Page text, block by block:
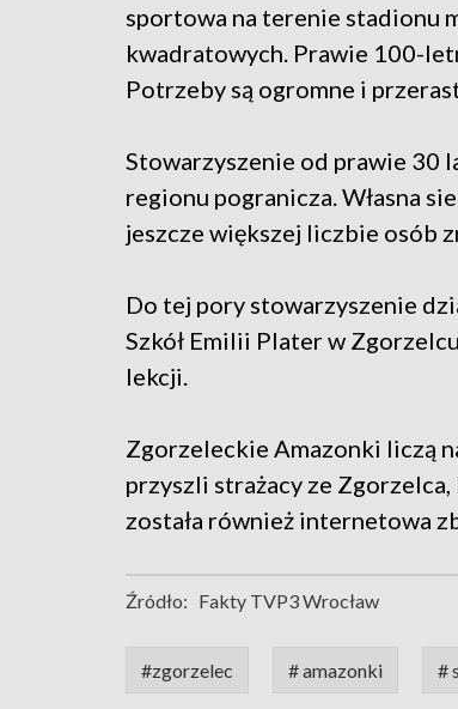
sportowa na terenie stadionu
kwadratowych. Prawie 100-
Potrzeby są ogromne i
Stowarzyszenie od prawie 30
regionu pogranicza. Własna
jeszcze większej liczbie osób
Do tej pory stowarzyszenie
Szkół Emilii Plater w
lekcji.
Zgorzeleckie Amazonki liczą
przyszli strażacy ze
została również internetowa
Źródło: Fakty TVP3 Wrocław
#zgorzelec # amazonki #